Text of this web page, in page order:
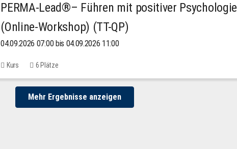
PERMA-Lead®– Führen mit positiver Psychologie
(Online-Workshop) (TT-QP)
04.09.2026 07:00 bis 04.09.2026 11:00
Kurs 6 Plätze
Mehr Ergebnisse anzeigen